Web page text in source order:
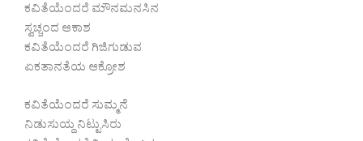
ಕವಿತೆಯೆಂದರೆ ಮೌನಮನಸಿನ
ಸ್ವಚ್ಚಂದ ಆಕಾಶ
ಕವಿತೆಯೆಂದರೆ ಗಿಜಿಗುಡುವ
ಏಕತಾನತೆಯ ಆಕ್ರೋಶ
ಕವಿತೆಯೆಂದರೆ ಸುಮ್ಮನೆ
ನಿಡುಸುಯ್ದ ನಿಟ್ಟುಸಿರು